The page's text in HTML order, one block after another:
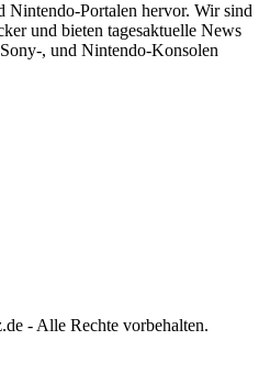
Nintendo-Portalen hervor. Wir sind
und bieten tagesaktuelle News
, und Nintendo-Konsolen
- Alle Rechte vorbehalten.